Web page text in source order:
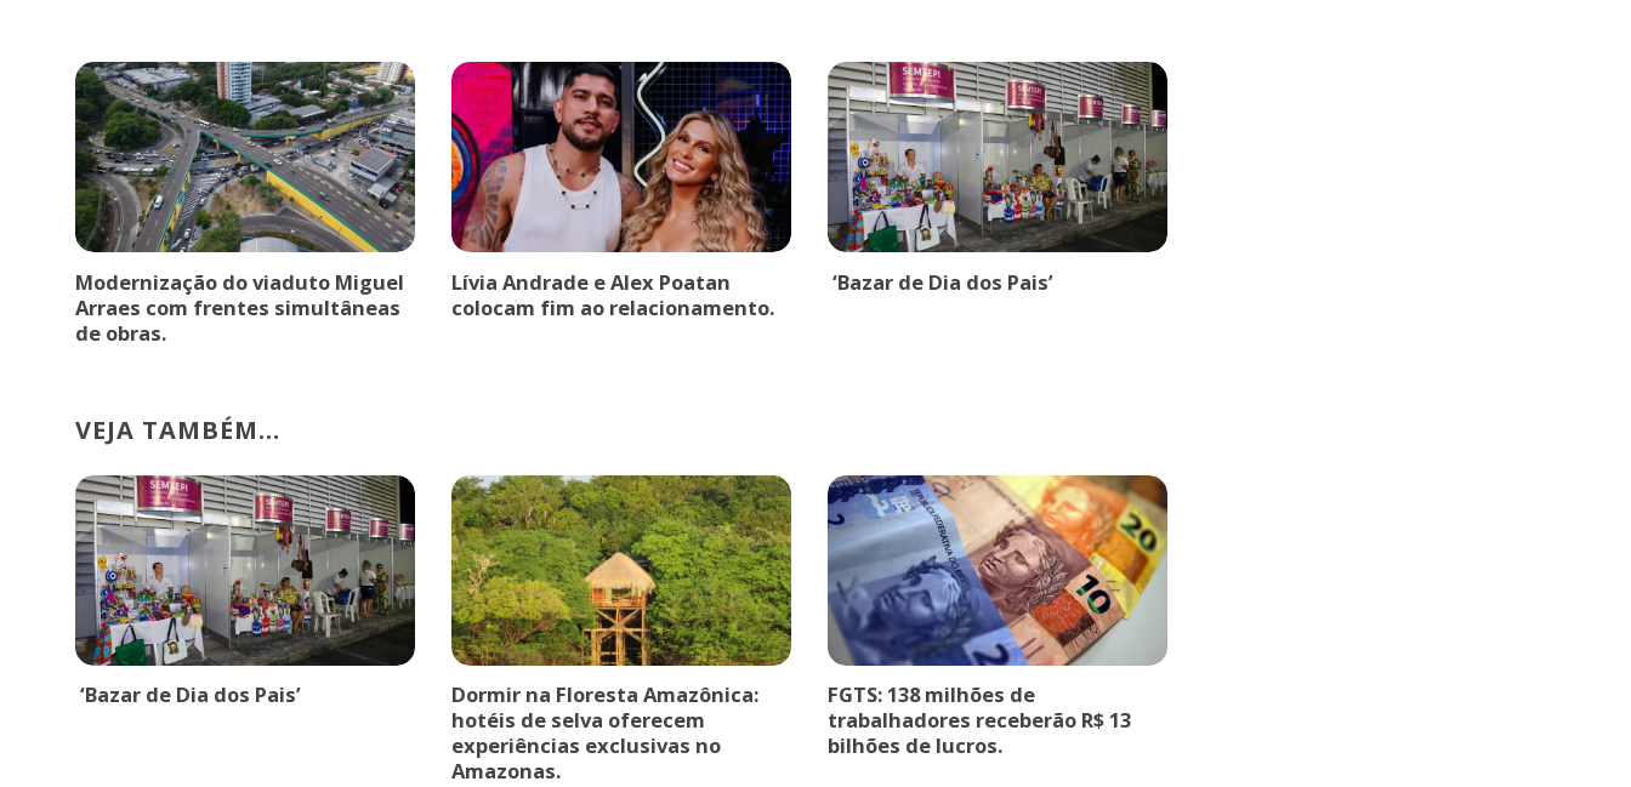
Modernização do viaduto Miguel
Arraes com frentes simultâneas
de obras.
Lívia Andrade e Alex Poatan
colocam fim ao relacionamento.
‘Bazar de Dia dos Pais’
VEJA TAMBÉM...
‘Bazar de Dia dos Pais’
Dormir na Floresta Amazônica:
hotéis de selva oferecem
experiências exclusivas no
Amazonas.
FGTS: 138 milhões de
trabalhadores receberão R$ 13
bilhões de lucros.